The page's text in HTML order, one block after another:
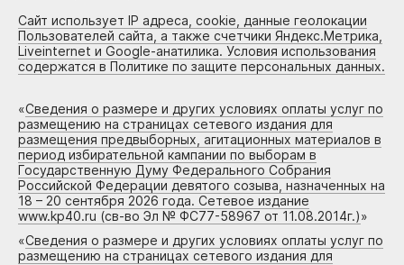
Сайт использует IP адреса, cookie, данные геолокации
Пользователей сайта, а также счетчики Яндекс.Метрика,
Liveinternet и Google-анатилика. Условия использования
содержатся в Политике по защите персональных данных.
«Сведения о размере и других условиях оплаты услуг по
размещению на страницах сетевого издания для
размещения предвыборных, агитационных материалов в
период избирательной кампании по выборам в
Государственную Думу Федерального Собрания
Российской Федерации девятого созыва, назначенных на
18 – 20 сентября 2026 года. Сетевое издание
www.kp40.ru (св-во Эл № ФС77-58967 от 11.08.2014г.)»
«Сведения о размере и других условиях оплаты услуг по
размещению на страницах сетевого издания для